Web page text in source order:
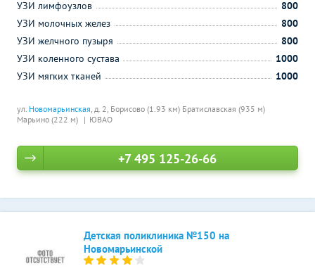
ул. Новомарьинская, д. 2, Борисово (1.93 км) Братиславская (935 м)
Марьино (222 м)
ЮВАО
УЗИ лимфоузлов
800
УЗИ молочных желез
800
УЗИ желчного пузыря
800
УЗИ коленного сустава
1000
УЗИ мягких тканей
1000
+7 495 125-26-66
Детская поликлиника №150 на
Новомарьинской